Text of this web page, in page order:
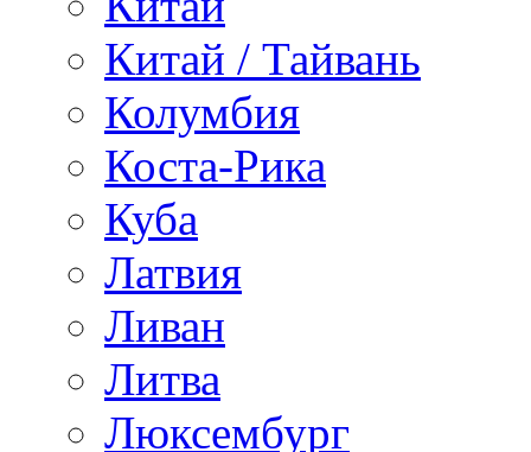
Китай / Тайвань
Колумбия
Коста-Рика
Куба
Латвия
Ливан
Литва
Люксембург